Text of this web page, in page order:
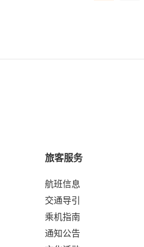
旅客服务
航班信息
交通导引
乘机指南
通知公告